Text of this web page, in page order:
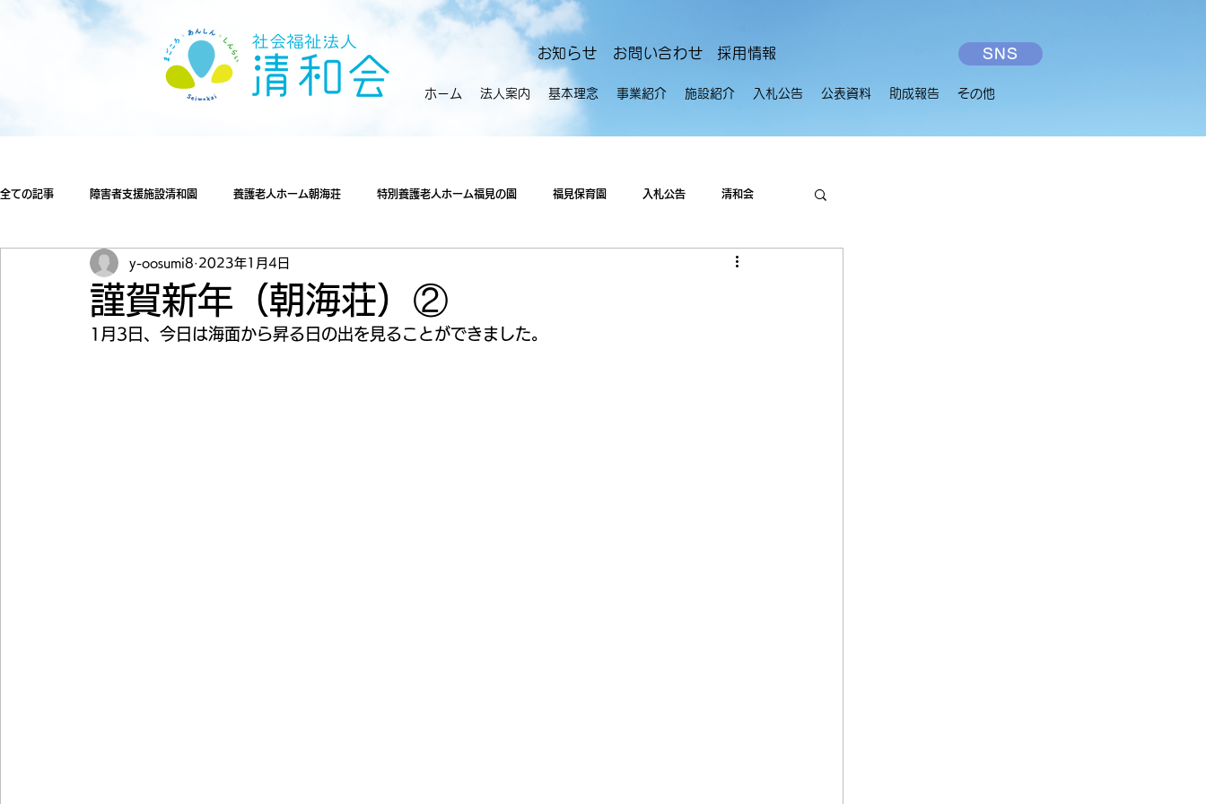
​お知らせ お問い合わせ 採用情報 SNS
ホーム 法人案内 基本理念 事業紹介 施設紹介 入札公告 公表資料 助成報告 その他
全ての記事 障害者支援施設清和園 養護老人ホーム朝海荘 特別養護老人ホーム福見の園 福見保育園 入札公告 清和会
謹賀新年（朝海荘）②
y-oosumi8 2023年1月4日
1月3日、今日は海面から昇る日の出を見ることができました。